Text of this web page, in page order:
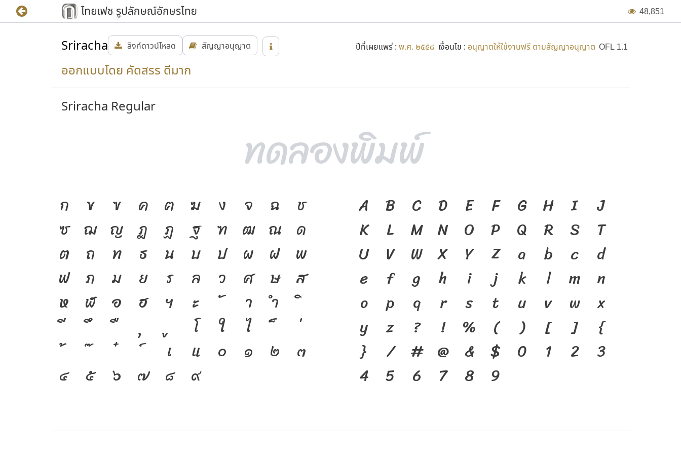
48,851
Sriracha ลิงก์ดาวน์โหลด สัญญาอนุญาต ปีที่เผยแพร่ : พ.ศ. ๒๕๕๘ เงื่อนไข : อนุญาตให้ใช้งานฟรี ตามสัญญาอนุญาต OFL 1.1
ออกแบบโดย คัดสรร ดีมาก
Sriracha Regular
ก ข ฃ ค ฅ ฆ ง จ ฉ
ช
ซ ฌ ญ ฎ ฏ ฐ ฑ ฒ ณ ด
ต
ถ ท ธ น บ ป ผ ฝ พ
ฟ
ภ ม ย ร ล ว ศ ษ
ส
ห
ฬ อ ฮ ฯ ะ า
ำ
โ
ใ
ไ
เ
แ ๐ ๑ ๒
๓
๔
๕ ๖ ๗ ๘ ๙
A B C D E F G H I
J
K
L M N O P Q R S
T
U
V W X Y Z a b c
d
e
f g h i j k l m
n
o
p q r s t u v w
x
y
z ? ! % ( ) [ ]
{
}
/ # @ & $ 0 1 2
3
4
5 6 7 8 9
ภาษา คือ เครื่องมือสำคัญที่ทำให้ความเป็น
ชาติดำรงอยู่ได้ ภาษา คือ สะพานเชื่อมตัวตน
ของชนชาติ จากอดีตสู่ปัจจุบัน ตัวพิมพ์ คือ
เครื่องมือสำคัญที่ทำให้ภาษาดำรงอยู่ได้ แบบ
ตัวพิมพ์ที่พัฒนาทันกระแสการเปลี่ยนแปลง
คือ โครงสร้างแกร่งของสะพานที่เชื่อมตัวตน
ของชาติ จากปัจจุบันสู่อนาคต